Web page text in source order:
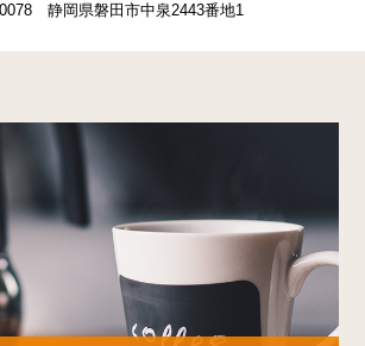
静岡県磐田市中泉2443番地1